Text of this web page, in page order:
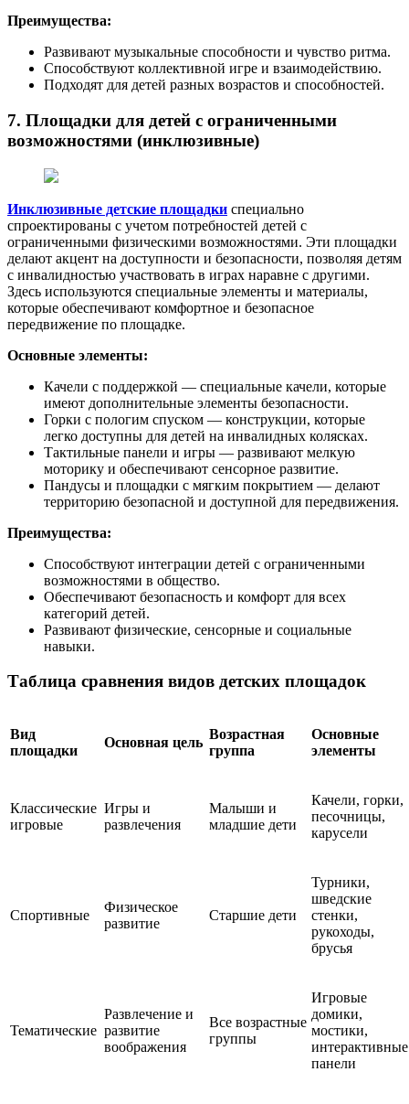
Преимущества:
Развивают музыкальные способности и чувство ритма.
Способствуют коллективной игре и взаимодействию.
Подходят для детей разных возрастов и способностей.
7. Площадки для детей с ограниченными
возможностями (инклюзивные)
Инклюзивные детские площадки специально
спроектированы с учетом потребностей детей с
ограниченными физическими возможностями. Эти площадки
делают акцент на доступности и безопасности, позволяя детям
с инвалидностью участвовать в играх наравне с другими.
Здесь используются специальные элементы и материалы,
которые обеспечивают комфортное и безопасное
передвижение по площадке.
Основные элементы:
Качели с поддержкой — специальные качели, которые
имеют дополнительные элементы безопасности.
Горки с пологим спуском — конструкции, которые
легко доступны для детей на инвалидных колясках.
Тактильные панели и игры — развивают мелкую
моторику и обеспечивают сенсорное развитие.
Пандусы и площадки с мягким покрытием — делают
территорию безопасной и доступной для передвижения.
Преимущества:
Способствуют интеграции детей с ограниченными
возможностями в общество.
Обеспечивают безопасность и комфорт для всех
категорий детей.
Развивают физические, сенсорные и социальные
навыки.
Таблица сравнения видов детских площадок
Вид
площадки
Основная цель
Возрастная
группа
Основные
элементы
Классические
игровые
Игры и
развлечения
Малыши и
младшие дети
Качели, горки,
песочницы,
карусели
Спортивные
Физическое
развитие
Старшие дети
Турники,
шведские
стенки,
рукоходы,
брусья
Тематические
Развлечение и
развитие
воображения
Все возрастные
группы
Игровые
домики,
мостики,
интерактивные
панели